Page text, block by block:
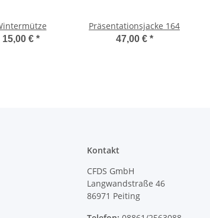
15,00 € *
Präsentationsjacke 164
47,00 € *
Kontakt
CFDS GmbH
Langwandstraße 46
86971 Peiting